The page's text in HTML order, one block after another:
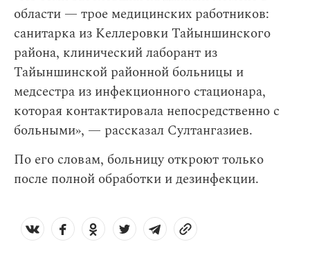
области — трое медицинских работников:
санитарка из Келлеровки Тайыншинского
района, клинический лаборант из
Тайыншинской районной больницы и
медсестра из инфекционного стационара,
которая контактировала непосредственно с
больными», — рассказал Султангазиев.
По его словам, больницу откроют только
после полной обработки и дезинфекции.